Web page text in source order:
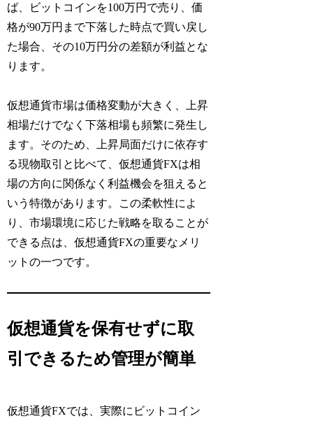
ば、ビットコインを100万円で売り、価
格が90万円まで下落した時点で買い戻し
た場合、その10万円分の差額が利益とな
ります。
仮想通貨市場は価格変動が大きく、上昇
相場だけでなく下落相場も頻繁に発生し
ます。そのため、上昇局面だけに依存す
る現物取引と比べて、仮想通貨FXは相
場の方向に関係なく利益機会を狙えると
いう特徴があります。この柔軟性によ
り、市場環境に応じた戦略を取ることが
できる点は、仮想通貨FXの重要なメリ
ットの一つです。
仮想通貨を保有せずに取
引できるため管理が簡単
仮想通貨FXでは、実際にビットコイン